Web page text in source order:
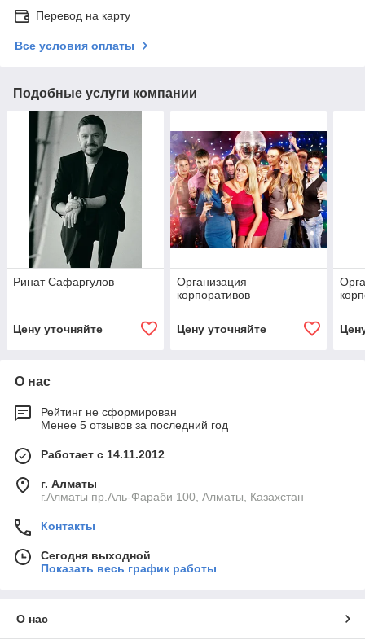
Перевод на карту
Все условия оплаты
Подобные услуги компании
Ринат Сафаргулов
Цену уточняйте
Организация
корпоративов
Цену уточняйте
О нас
Рейтинг не сформирован
Менее 5 отзывов за последний год
Работает с 14.11.2012
г. Алматы
г.Алматы пр.Аль-Фараби 100, Алматы, Казахстан
Контакты
Сегодня выходной
Показать весь график работы
О нас